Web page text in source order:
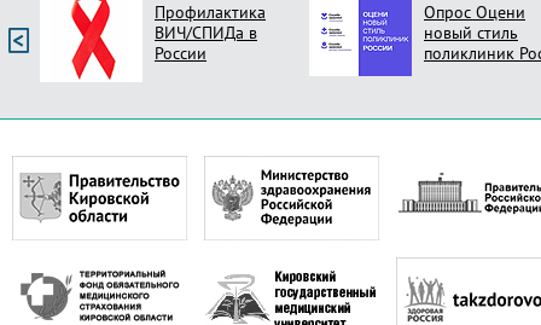
Профилактика
ВИЧ/СПИДа в
России
Опрос Оцени
новый стиль
поликлиник